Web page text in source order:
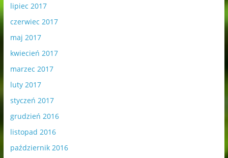
lipiec 2017
czerwiec 2017
maj 2017
kwiecień 2017
marzec 2017
luty 2017
styczeń 2017
grudzień 2016
listopad 2016
październik 2016